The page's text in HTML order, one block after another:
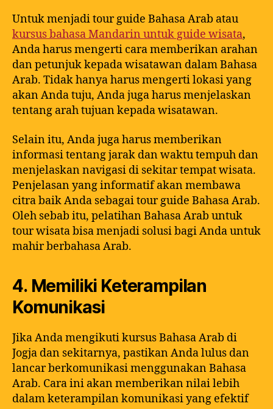
Untuk menjadi tour guide Bahasa Arab atau
kursus bahasa Mandarin untuk guide wisata,
Anda harus mengerti cara memberikan arahan
dan petunjuk kepada wisatawan dalam Bahasa
Arab. Tidak hanya harus mengerti lokasi yang
akan Anda tuju, Anda juga harus menjelaskan
tentang arah tujuan kepada wisatawan.
Selain itu, Anda juga harus memberikan
informasi tentang jarak dan waktu tempuh dan
menjelaskan navigasi di sekitar tempat wisata.
Penjelasan yang informatif akan membawa
citra baik Anda sebagai tour guide Bahasa Arab.
Oleh sebab itu, pelatihan Bahasa Arab untuk
tour wisata bisa menjadi solusi bagi Anda untuk
mahir berbahasa Arab.
4. Memiliki Keterampilan
Komunikasi
Jika Anda mengikuti kursus Bahasa Arab di
Jogja dan sekitarnya, pastikan Anda lulus dan
lancar berkomunikasi menggunakan Bahasa
Arab. Cara ini akan memberikan nilai lebih
dalam keterampilan komunikasi yang efektif